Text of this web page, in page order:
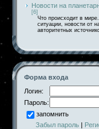
Новости на
[6]
Что происходит в
ситуации, новости от
авторитетных
Форма входа
Логин:
Пароль:
запомнить
Забыл пароль |